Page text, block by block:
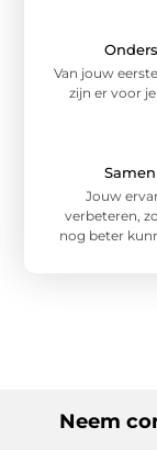
Van jouw
zijn er voor
Jouw
verbeteren,
nog beter
Neem